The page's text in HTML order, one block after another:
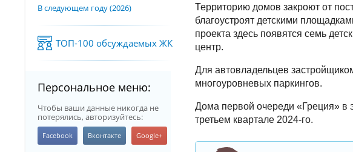
В следующем году (2026)
ТОП-100 обсуждаемых ЖК
Персональное меню:
Чтобы ваши данные никогда не
потерялись, авторизуйтесь:
Территорию домов закроют от
благоустроят детскими
проекта здесь появятся семь
центр.
Для автовладельцев
многоуровневых паркингов.
Дома первой очереди «Греция» в
третьем квартале 2024-го.